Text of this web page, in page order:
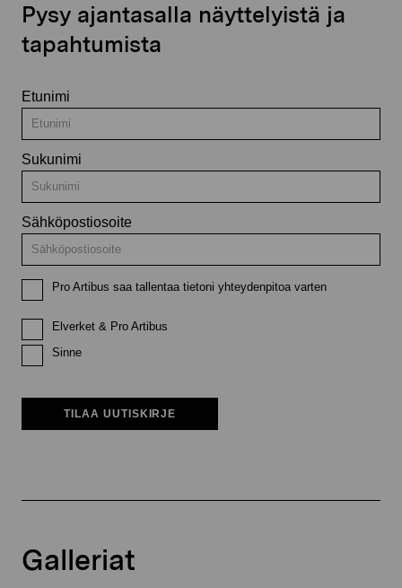
Pysy ajantasalla näyttelyistä ja
tapahtumista
Etunimi
Sukunimi
Sähköpostiosoite
Pro Artibus saa tallentaa tietoni yhteydenpitoa varten
Elverket & Pro Artibus
Sinne
TILAA UUTISKIRJE
Galleriat